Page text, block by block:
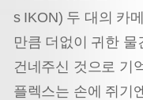
s IKON) 두 대의 카
만큼 더없이 귀한 물
건네주신 것으로 기
플렉스는 손에 쥐기